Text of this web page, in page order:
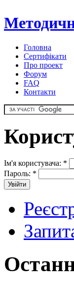
Головна
Сертифікати
Про проект
Форум
FAQ
Контакти
Ім'я користувача: *
Пароль: *